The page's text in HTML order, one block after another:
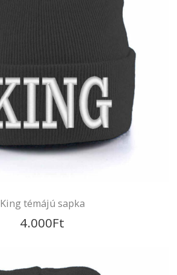
Groot – hímzett sapka
4.000Ft